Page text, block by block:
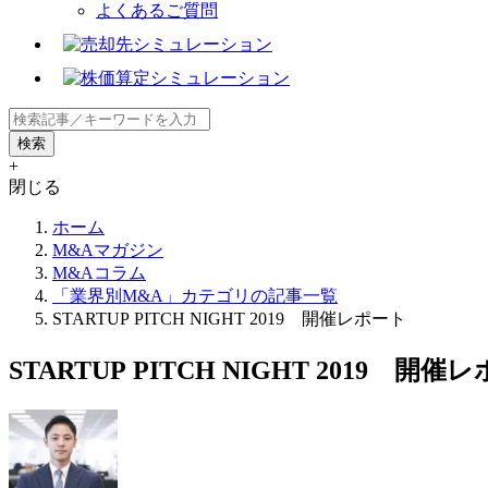
よくあるご質問
+
閉じる
ホーム
M&Aマガジン
M&Aコラム
「業界別M&A」カテゴリの記事一覧
STARTUP PITCH NIGHT 2019 開催レポート
STARTUP PITCH NIGHT 2019 開催レ